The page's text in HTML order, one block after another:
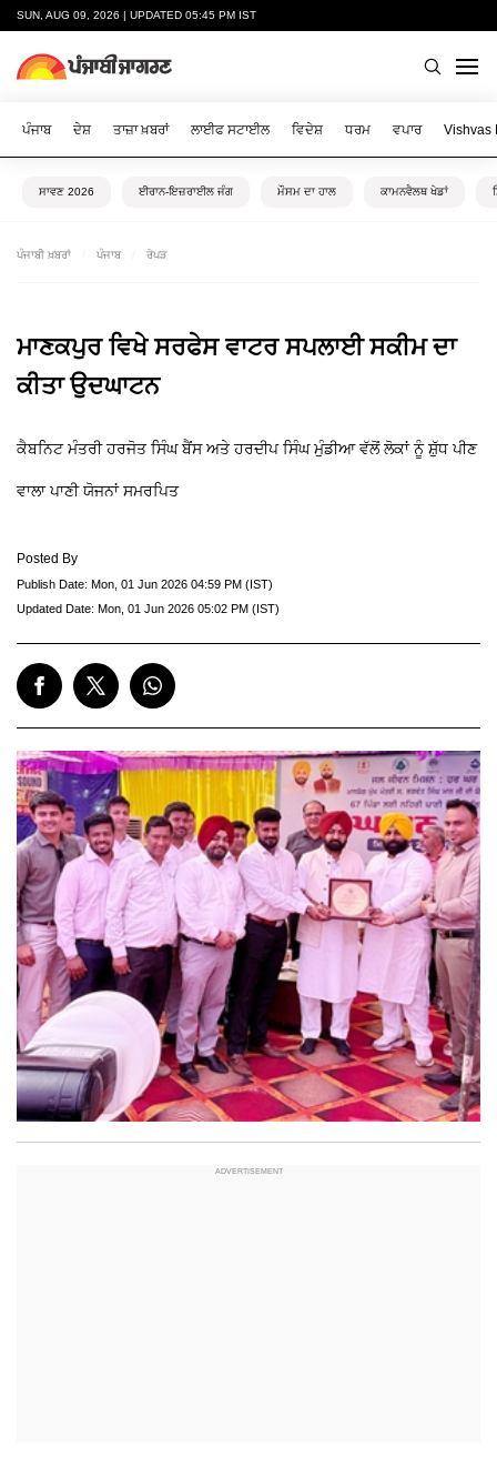
SUN, AUG 09, 2026 | UPDATED 05:45 PM IST
ਪੰਜਾਬ ਦੇਸ਼ ਤਾਜ਼ਾ ਖ਼ਬਰਾਂ ਲਾਈਫ ਸਟਾਈਲ ਵਿਦੇਸ਼ ਧਰਮ ਵਪਾਰ Vishvas
ਸਾਵਣ 2026 ਈਰਾਨ-ਇਜ਼ਰਾਈਲ ਜੰਗ ਮੌਸਮ ਦਾ ਹਾਲ ਕਾਮਨਵੈਲਥ ਖੇਡਾਂ
ਪੰਜਾਬੀ ਖ਼ਬਰਾਂ ਪੰਜਾਬ ਰੋਪੜ
ਮਾਣਕਪੁਰ ਵਿਖੇ ਸਰਫੇਸ ਵਾਟਰ ਸਪਲਾਈ ਸਕੀਮ ਦਾ
ਕੀਤਾ ਉਦਘਾਟਨ
ਕੈਬਨਿਟ ਮੰਤਰੀ ਹਰਜੋਤ ਸਿੰਘ ਬੈਂਸ ਅਤੇ ਹਰਦੀਪ ਸਿੰਘ ਮੁੰਡੀਆ ਵੱਲੋਂ ਲੋਕਾਂ ਨੂੰ ਸ਼ੁੱਧ ਪੀਣ
ਵਾਲਾ ਪਾਣੀ ਯੋਜਨਾਂ ਸਮਰਪਿਤ
Posted By
Publish Date: Mon, 01 Jun 2026 04:59 PM (IST)
Updated Date: Mon, 01 Jun 2026 05:02 PM (IST)